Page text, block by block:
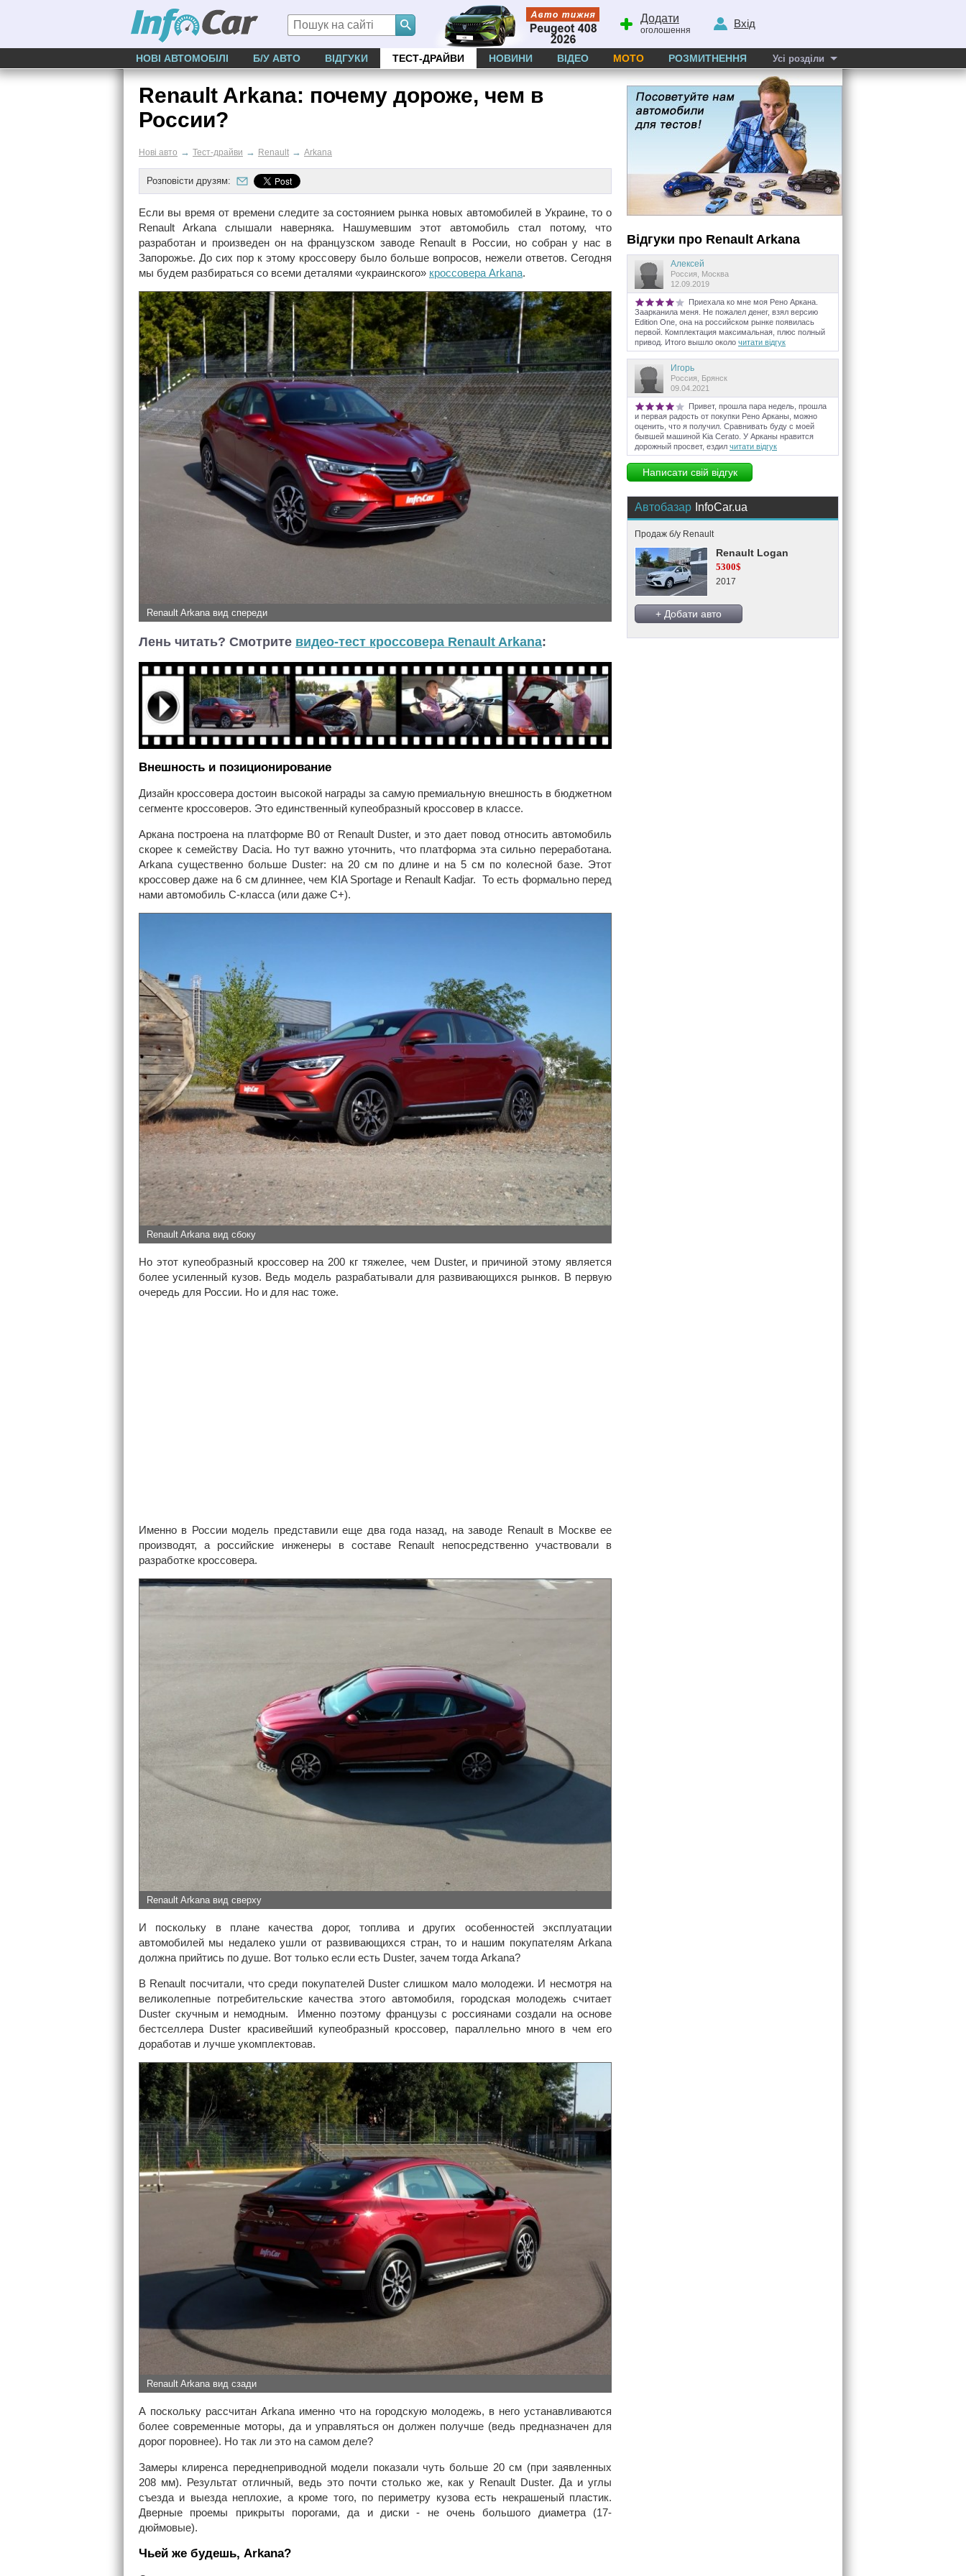
Додати
оголошення
Вхід
НОВІ АВТОМОБІЛІ Б/У АВТО ВІДГУКИ ТЕСТ-ДРАЙВИ НОВИНИ ВІДЕО МОТО РОЗМИТНЕННЯ Усі розділи
Renault Arkana: почему дороже, чем в
России?
Нові авто → Тест-драйви → Renault → Arkana
Розповісти друзям:
Если вы время от времени следите за состоянием рынка новых автомобилей в Украине, то о
Renault Arkana слышали наверняка. Нашумевшим этот автомобиль стал потому, что
разработан и произведен он на французском заводе Renault в России, но собран у нас в
Запорожье. До сих пор к этому кроссоверу было больше вопросов, нежели ответов. Сегодня
мы будем разбираться со всеми деталями «украинского» кроссовера Arkana.
Renault Arkana вид спереди
Лень читать? Смотрите видео-тест кроссовера Renault Arkana:
Внешность и позиционирование
Дизайн кроссовера достоин высокой награды за самую премиальную внешность в бюджетном
сегменте кроссоверов. Это единственный купеобразный кроссовер в классе.
Аркана построена на платформе B0 от Renault Duster, и это дает повод относить автомобиль
скорее к семейству Dacia. Но тут важно уточнить, что платформа эта сильно переработана.
Arkana существенно больше Duster: на 20 см по длине и на 5 см по колесной базе. Этот
кроссовер даже на 6 см длиннее, чем KIA Sportage и Renault Kadjar. То есть формально перед
нами автомобиль С-класса (или даже С+).
Renault Arkana вид сбоку
Но этот купеобразный кроссовер на 200 кг тяжелее, чем Duster, и причиной этому является
более усиленный кузов. Ведь модель разрабатывали для развивающихся рынков. В первую
очередь для России. Но и для нас тоже.
Именно в России модель представили еще два года назад, на заводе Renault в Москве ее
производят, а российские инженеры в составе Renault непосредственно участвовали в
разработке кроссовера.
Renault Arkana вид сверху
И поскольку в плане качества дорог, топлива и других особенностей эксплуатации
автомобилей мы недалеко ушли от развивающихся стран, то и нашим покупателям Arkana
должна прийтись по душе. Вот только если есть Duster, зачем тогда Arkana?
В Renault посчитали, что среди покупателей Duster слишком мало молодежи. И несмотря на
великолепные потребительские качества этого автомобиля, городская молодежь считает
Duster скучным и немодным. Именно поэтому французы с россиянами создали на основе
бестселлера Duster красивейший купеобразный кроссовер, параллельно много в чем его
доработав и лучше укомплектовав.
Renault Arkana вид сзади
А поскольку рассчитан Arkana именно что на городскую молодежь, в него устанавливаются
более современные моторы, да и управляться он должен получше (ведь предназначен для
дорог поровнее). Но так ли это на самом деле?
Замеры клиренса переднеприводной модели показали чуть больше 20 см (при заявленных
208 мм). Результат отличный, ведь это почти столько же, как у Renault Duster. Да и углы
съезда и выезда неплохие, а кроме того, по периметру кузова есть некрашеный пластик.
Дверные проемы прикрыты порогами, да и диски - не очень большого диаметра (17-
дюймовые).
Чьей же будешь, Arkana?
Відгуки про Renault Arkana
Алексей
Россия, Москва
12.09.2019
Приехала ко мне моя Рено Аркана.
Заарканила меня. Не пожалел денег, взял версию
Edition One, она на российском рынке появилась
первой. Комплектация максимальная, плюс полный
привод. Итого вышло около читати відгук
Игорь
Россия, Брянск
09.04.2021
Привет, прошла пара недель, прошла
и первая радость от покупки Рено Арканы, можно
оценить, что я получил. Сравнивать буду с моей
бывшей машиной Kia Cerato. У Арканы нравится
дорожный просвет, ездил читати відгук
Написати свій відгук
Автобазар InfoCar.ua
Продаж б/у Renault
Renault Logan
5300$
2017
+ Добати авто